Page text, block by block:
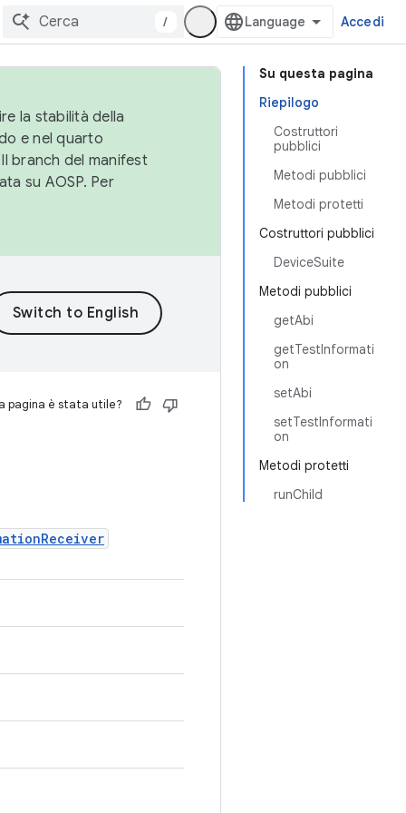
/ Accedi
Su questa pagina
Riepilogo
Costruttori
pubblici
Metodi pubblici
Metodi protetti
Costruttori pubblici
DeviceSuite
Metodi pubblici
getAbi
getTestInformati
on
setAbi
setTestInformati
on
Metodi protetti
runChild
la stabilità della
e nel quarto
branch del manifest
su AOSP. Per
pagina è stata utile?